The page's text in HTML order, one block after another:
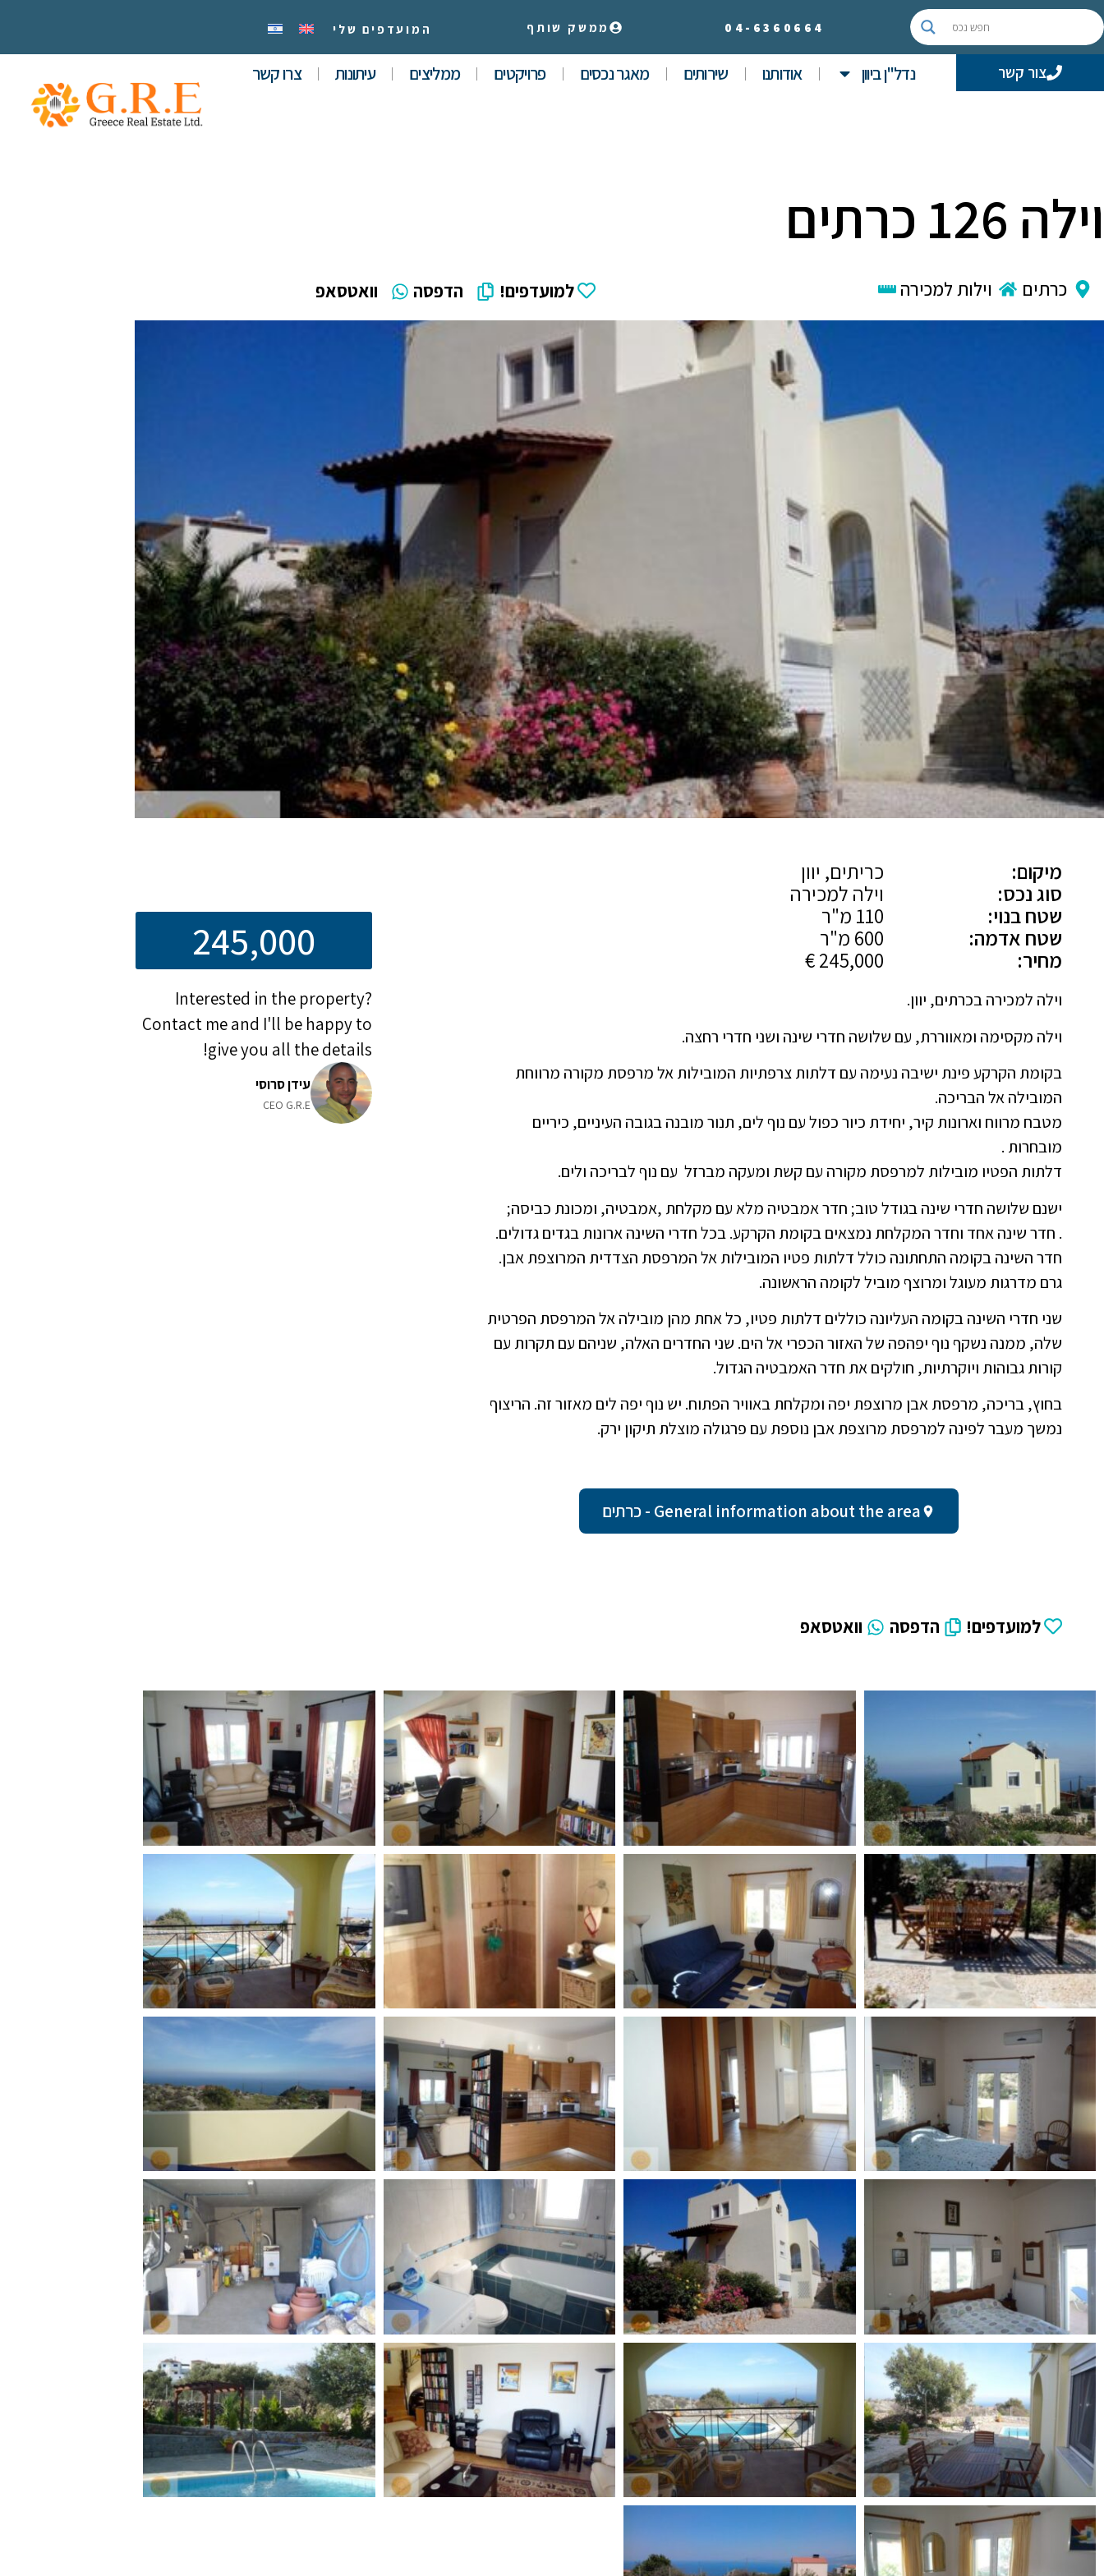
04- 6360664 ממשק שותף המועדפים שלי
צור קשר נדל"ן ביוון אודותנו שירותים מאגר נכסים פרויקטים ממליצים עיתונות צרו קשר
וילה 126 כרתים
כרתים וילות למכירה למועדפים! הדפסה וואטסאפ
מיקום:
כריתים, יוון
סוג נכס:
וילה למכירה
שטח בנוי:
שטח אדמה:
מחיר:
וילה למכירה בכרתים, יוון.
וילה מקסימה ומאווררת, עם שלושה חדרי שינה ושני חדרי רחצה.
בקומת הקרקע פינת ישיבה נעימה עם דלתות צרפתיות המובילות אל מרפסת מקורה מרווחת
המובילה אל הבריכה.
מטבח מרווח וארונות קיר, יחידת כיור כפול עם נוף לים, תנור מובנה בגובה העיניים, כיריים
מובחרות .
דלתות הפטיו מובילות למרפסת מקורה עם קשת ומעקה מברזל עם נוף לבריכה ולים.
ישנם שלושה חדרי שינה בגודל טוב; חדר אמבטיה מלא עם מקלחת ,אמבטיה, ומכונת כביסה;
. חדר שינה אחד וחדר המקלחת נמצאים בקומת הקרקע. בכל חדרי השינה ארונות בגדים גדולים.
חדר השינה בקומה התחתונה כולל דלתות פטיו המובילות אל המרפסת הצדדית המרוצפת אבן.
גרם מדרגות מעוגל ומרוצף מוביל לקומה הראשונה.
שני חדרי השינה בקומה העליונה כוללים דלתות פטיו, כל אחת מהן מובילה אל המרפסת הפרטית
שלה, ממנה נשקף נוף יפהפה של האזור הכפרי אל הים. שני החדרים האלה, שניהם עם תקרות עם
קורות גבוהות ויוקרתיות, חולקים את חדר האמבטיה הגדול.
בחוץ, בריכה, מרפסת אבן מרוצפת יפה ומקלחת באוויר הפתוח. יש נוף יפה לים מאזור זה. הריצוף
נמשך מעבר לפינה למרפסת מרוצפת אבן נוספת עם פרגולה מוצלת תיקון ירק.
General information about the area - כרתים
למועדפים! הדפסה וואטסאפ
245,000
Interested in the property?
Contact me and I'll be happy to
give you all the details!
עידן סרוסי
CEO G.R.E